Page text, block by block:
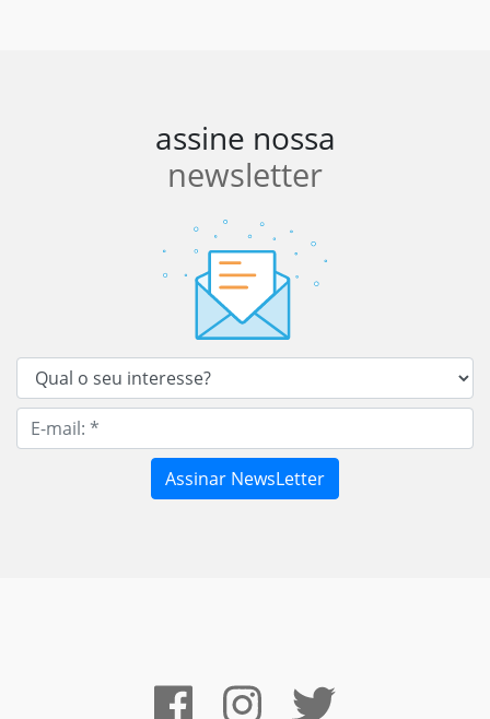
assine nossa
newsletter